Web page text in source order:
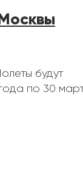
будут
по 30